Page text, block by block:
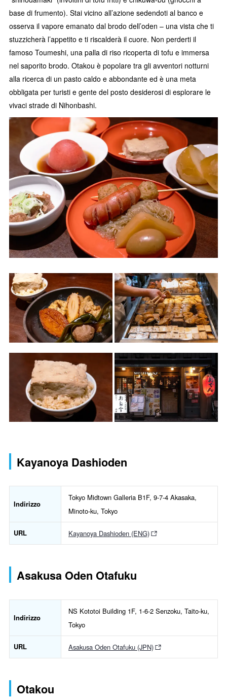
base di frumento). Stai vicino all’azione sedendoti al banco e
osserva il vapore emanato dal brodo dell’oden – una vista che ti
stuzzicherà l’appetito e ti riscalderà il cuore. Non perderti il
famoso Toumeshi, una palla di riso ricoperta di tofu e immersa
nel saporito brodo. Otakou è popolare tra gli avventori notturni
alla ricerca di un pasto caldo e abbondante ed è una meta
obbligata per turisti e gente del posto desiderosi di esplorare le
vivaci strade di Nihonbashi.
Kayanoya Dashioden
Indirizzo
Tokyo Midtown Galleria B1F, 9-7-4 Akasaka,
Minoto-ku, Tokyo
URL Kayanoya Dashioden (ENG)
Asakusa Oden Otafuku
Indirizzo
NS Kototoi Building 1F, 1-6-2 Senzoku, Taito-ku,
Tokyo
URL Asakusa Oden Otafuku (JPN)
Otakou